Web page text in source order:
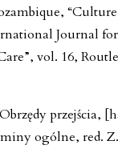
Journal for
vol. 16,
przejścia,
ogólne, red. Z.